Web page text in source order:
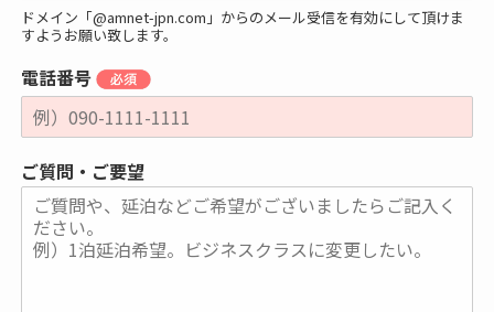
ドメイン「@amnet-jpn.com」からのメール受信を有効にして頂けま
すようお願い致します。
電話番号
ご質問・ご要望